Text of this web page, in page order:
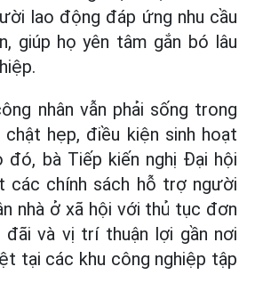
lao động đáp ứng nhu cầu
giúp họ yên tâm gắn bó lâu
nhân vẫn phải sống trong
hẹp, điều kiện sinh hoạt
đó, bà Tiếp kiến nghị Đại hội
các chính sách hỗ trợ người
nhà ở xã hội với thủ tục đơn
đãi và vị trí thuận lợi gần nơi
tại các khu công nghiệp tập